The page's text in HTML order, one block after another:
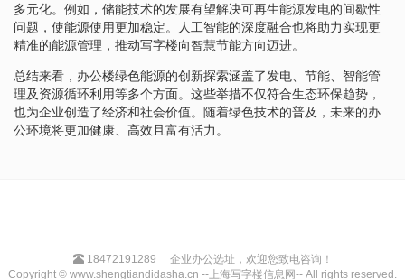
多元化。例如，储能技术的发展有望解决可再生能源发电的间歇性
问题，使能源使用更加稳定。人工智能的深度融合也将助力实现更
精准的能源管理，推动写字楼向智慧节能方向迈进。
总结来看，办公楼绿色能源的创新探索涵盖了发电、节能、智能管
理及资源循环利用等多个方面。这些举措不仅符合生态环保趋势，
也为企业创造了经济和社会价值。随着绿色技术的普及，未来的办
公环境将更加健康、高效且富有活力。
18472191289
企业办公选址，欢迎您致电咨询！
Copyright © www.shengtiandidasha.cn --上海写字楼信息网-- All rights reserved.